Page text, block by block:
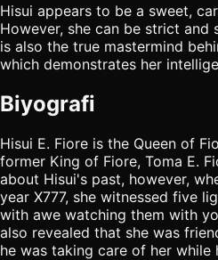
Hisui appears to be a sweet,
However, she can be strict and
is also the true mastermind
which demonstrates her
Biyografi
Hisui E. Fiore is the Queen of
former King of Fiore, Toma E.
about Hisui's past, however,
year X777, she witnessed five
with awe watching them with
also revealed that she was
he was taking care of her while